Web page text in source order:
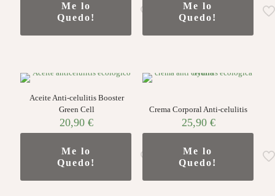
Me lo
Quedo!
Me lo
Quedo!
Aceite Anti-celulitis Booster
Green Cell
20,90€
Me lo
Quedo!
Crema Corporal Anti-celulitis
25,90 €
Me lo
Quedo!